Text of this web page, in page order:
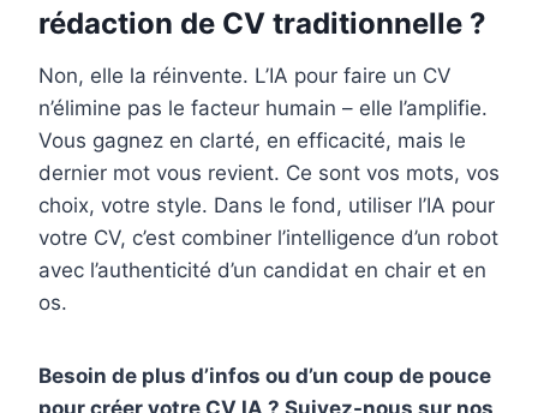
rédaction de CV traditionnelle ?
Non, elle la réinvente. L’IA pour faire un CV
n’élimine pas le facteur humain – elle l’amplifie.
Vous gagnez en clarté, en efficacité, mais le
dernier mot vous revient. Ce sont vos mots, vos
choix, votre style. Dans le fond, utiliser l’IA pour
votre CV, c’est combiner l’intelligence d’un robot
avec l’authenticité d’un candidat en chair et en
os.
Besoin de plus d’infos ou d’un coup de pouce